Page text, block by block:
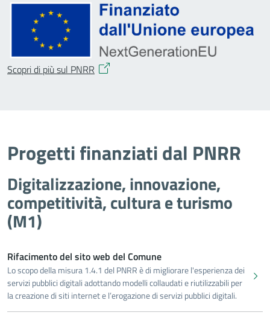
Scopri di più sul PNRR
Progetti finanziati dal PNRR
Digitalizzazione, innovazione,
competitività, cultura e turismo
(M1)
Rifacimento del sito web del Comune
Lo scopo della misura 1.4.1 del PNRR è di migliorare l'esperienza dei
servizi pubblici digitali adottando modelli collaudati e riutilizzabili per
la creazione di siti internet e l’erogazione di servizi pubblici digitali.